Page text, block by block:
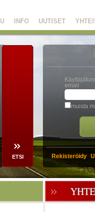
UUTISET
INFO
email
muista
Rekisteröidy